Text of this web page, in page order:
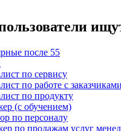
после 55
по сервису
по работе с заказчиками
по продукту
(с обучением)
по персоналу
по продажам услуг